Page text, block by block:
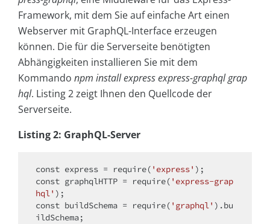
Framework, mit dem Sie auf einfache Art einen
Webserver mit GraphQL-Interface erzeugen
können. Die für die Serverseite benötigten
Abhängigkeiten installieren Sie mit dem
Kommando npm install express express-graphql grap
hql. Listing 2 zeigt Ihnen den Quellcode der
Serverseite.
Listing 2: GraphQL-Server
const express = require( 'express'
const graphqlHTTP = require( 'express-grap
hql'
const buildSchema = require( 'graphql' ).bu
ildSchema;